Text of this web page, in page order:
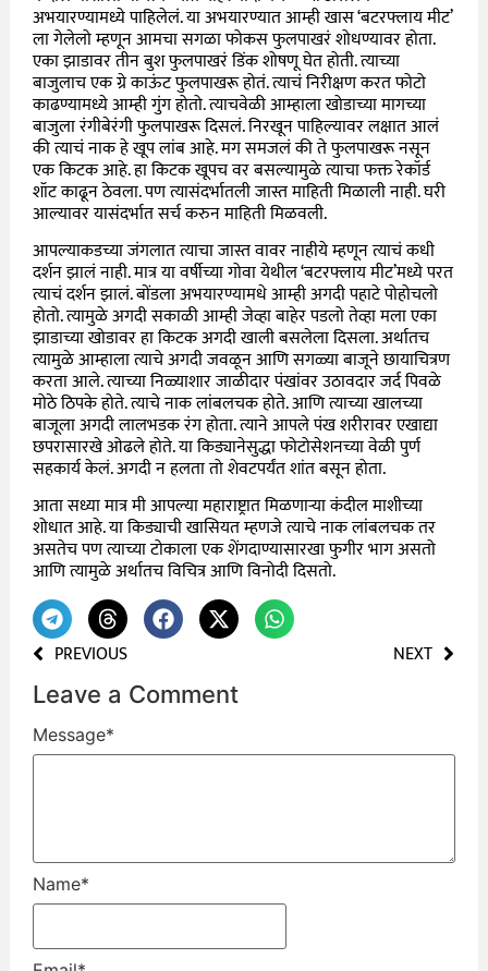
अभयारण्यामध्ये पाहिलेलं. या अभयारण्यात आम्ही खास ‘बटरफ्लाय मीट’
ला गेलेलो म्हणून आमचा सगळा फोकस फुलपाखरं शोधण्यावर होता.
एका झाडावर तीन बुश फुलपाखरं डिंक शोषणू घेत होती. त्याच्या
बाजुलाच एक ग्रे काऊंट फुलपाखरू होतं. त्याचं निरीक्षण करत फोटो
काढण्यामध्ये आम्ही गुंग होतो. त्याचवेळी आम्हाला खोडाच्या मागच्या
बाजुला रंगीबेरंगी फुलपाखरू दिसलं. निरखून पाहिल्यावर लक्षात आलं
की त्याचं नाक हे खूप लांब आहे. मग समजलं की ते फुलपाखरू नसून
एक किटक आहे. हा किटक खूपच वर बसल्यामुळे त्याचा फक्त रेकॉर्ड
शॉट काढून ठेवला. पण त्यासंदर्भातली जास्त माहिती मिळाली नाही. घरी
आल्यावर यासंदर्भात सर्च करुन माहिती मिळवली.
आपल्याकडच्या जंगलात त्याचा जास्त वावर नाहीये म्हणून त्याचं कधी
दर्शन झालं नाही. मात्र या वर्षीच्या गोवा येथील ‘बटरफ्लाय मीट’मध्ये परत
त्याचं दर्शन झालं. बोंडला अभयारण्यामधे आम्ही अगदी पहाटे पोहोचलो
होतो. त्यामुळे अगदी सकाळी आम्ही जेव्हा बाहेर पडलो तेव्हा मला एका
झाडाच्या खोडावर हा किटक अगदी खाली बसलेला दिसला. अर्थातच
त्यामुळे आम्हाला त्याचे अगदी जवळून आणि सगळ्या बाजूने छायाचित्रण
करता आले. त्याच्या निळ्याशार जाळीदार पंखांवर उठावदार जर्द पिवळे
मोठे ठिपके होते. त्याचे नाक लांबलचक होते. आणि त्याच्या खालच्या
बाजूला अगदी लालभडक रंग होता. त्याने आपले पंख शरीरावर एखाद्या
छपरासारखे ओढले होते. या किड्यानेसुद्धा फोटोसेशनच्या वेळी पुर्ण
सहकार्य केलं. अगदी न हलता तो शेवटपर्यंत शांत बसून होता.
आता सध्या मात्र मी आपल्या महाराष्ट्रात मिळणाऱ्या कंदील माशीच्या
शोधात आहे. या किड्याची खासियत म्हणजे त्याचे नाक लांबलचक तर
असतेच पण त्याच्या टोकाला एक शेंगदाण्यासारखा फुगीर भाग असतो
आणि त्यामुळे अर्थातच विचित्र आणि विनोदी दिसतो.
PREVIOUS NEXT
Leave a Comment
Message*
Name*